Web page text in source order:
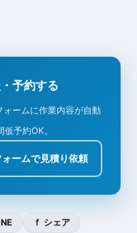
予約する
ォームに作業内容が自動
予約OK。
ォームで見積り依頼
ｆ シェア